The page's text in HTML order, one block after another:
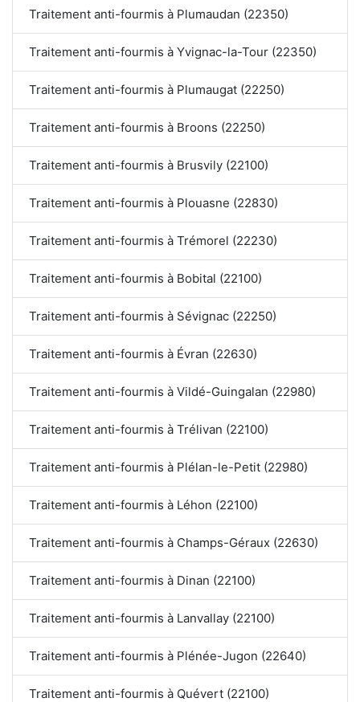
Traitement anti-fourmis à Plumaudan (22350)
Traitement anti-fourmis à Yvignac-la-Tour (22350)
Traitement anti-fourmis à Plumaugat (22250)
Traitement anti-fourmis à Broons (22250)
Traitement anti-fourmis à Brusvily (22100)
Traitement anti-fourmis à Plouasne (22830)
Traitement anti-fourmis à Trémorel (22230)
Traitement anti-fourmis à Bobital (22100)
Traitement anti-fourmis à Sévignac (22250)
Traitement anti-fourmis à Évran (22630)
Traitement anti-fourmis à Vildé-Guingalan (22980)
Traitement anti-fourmis à Trélivan (22100)
Traitement anti-fourmis à Plélan-le-Petit (22980)
Traitement anti-fourmis à Léhon (22100)
Traitement anti-fourmis à Champs-Géraux (22630)
Traitement anti-fourmis à Dinan (22100)
Traitement anti-fourmis à Lanvallay (22100)
Traitement anti-fourmis à Plénée-Jugon (22640)
Traitement anti-fourmis à Quévert (22100)